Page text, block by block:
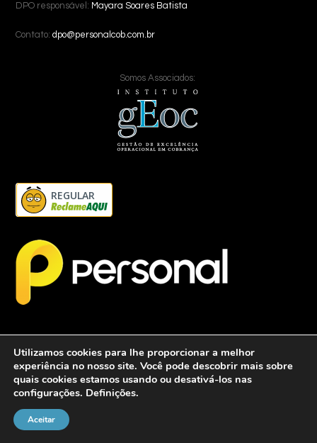
DPO responsável: Mayara Soares Batista
Contato:dpo@personalcob.com.br
Somos Associados:
REGULAR
2026 - Personalcob - CNPJ: 12.837.042/0001-60- Todos direitos
Utilizamos cookies para lhe proporcionar a melhor
experiência no nosso site. Você pode descobrir mais sobre
quais cookies estamos usando ou desativá-los nas
configurações. Definições.
Aceitar